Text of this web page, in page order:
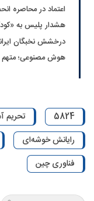
اعتماد در محاصره
هشدار پلیس به
درخشش نخبگان
هوش مصنوعی؛ متهم
5824 تحریم
رایانش خوشه‌ای
فناوری چین